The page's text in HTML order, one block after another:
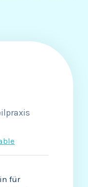
für